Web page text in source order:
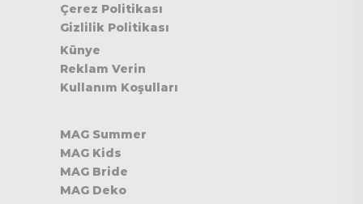
Çerez Politikası
Gizlilik Politikası
Künye
Reklam Verin
Kullanım Koşulları
MAG Summer
MAG Kids
MAG Bride
MAG Deko